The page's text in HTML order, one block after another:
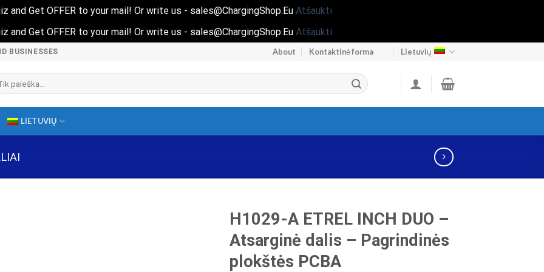
and Get OFFER to your mail! Or write us - sales@ChargingShop.Eu Atšaukti
and Get OFFER to your mail! Or write us - sales@ChargingShop.Eu Atšaukti
BUSINESSES About Kontaktinė forma Lietuvių
LIETUVIŲ
H1029-A ETREL INCH DUO –
Atsarginė dalis – Pagrindinės
plokštės PCBA